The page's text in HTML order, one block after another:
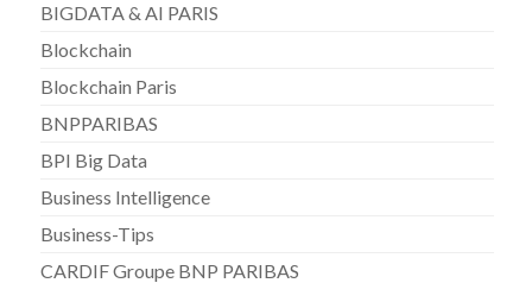
BIGDATA & AI PARIS
Blockchain
Blockchain Paris
BNPPARIBAS
BPI Big Data
Business Intelligence
Business-Tips
CARDIF Groupe BNP PARIBAS